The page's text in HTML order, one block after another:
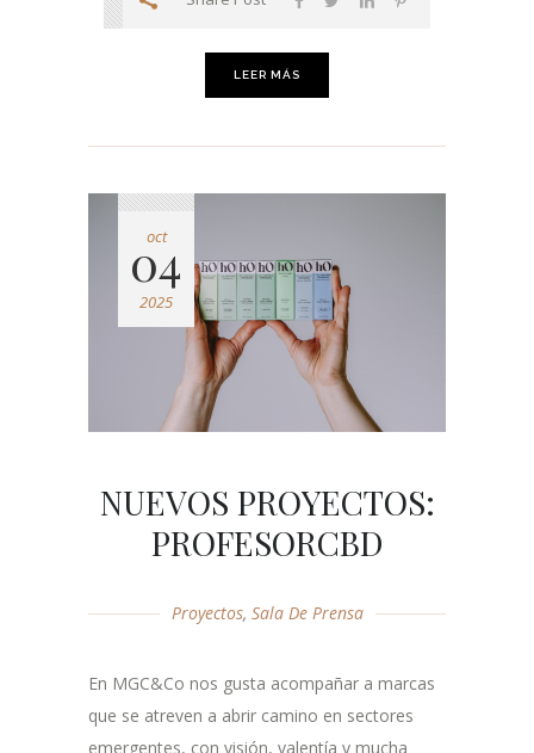
LEER MÁS
oct
04
2025
NUEVOS PROYECTOS:
PROFESORCBD
Proyectos, Sala De Prensa
En MGC&Co nos gusta acompañar a marcas
que se atreven a abrir camino en sectores
emergentes, con visión, valentía y mucha